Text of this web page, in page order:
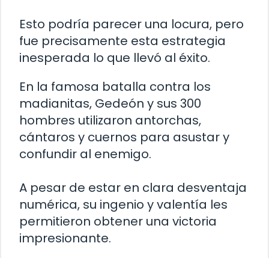
Esto podría parecer una locura, pero
fue precisamente esta estrategia
inesperada lo que llevó al éxito.
En la famosa batalla contra los
madianitas, Gedeón y sus 300
hombres utilizaron antorchas,
cántaros y cuernos para asustar y
confundir al enemigo.
A pesar de estar en clara desventaja
numérica, su ingenio y valentía les
permitieron obtener una victoria
impresionante.